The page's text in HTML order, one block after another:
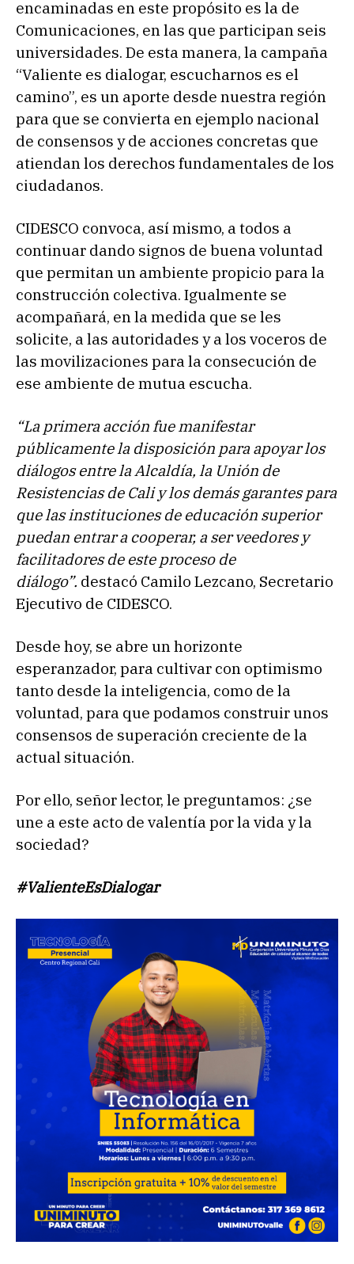
encaminadas en este propósito es la de
Comunicaciones, en las que participan seis
universidades. De esta manera, la campaña
“Valiente es dialogar, escucharnos es el
camino”, es un aporte desde nuestra región
para que se convierta en ejemplo nacional
de consensos y de acciones concretas que
atiendan los derechos fundamentales de los
ciudadanos.
CIDESCO convoca, así mismo, a todos a
continuar dando signos de buena voluntad
que permitan un ambiente propicio para la
construcción colectiva. Igualmente se
acompañará, en la medida que se les
solicite, a las autoridades y a los voceros de
las movilizaciones para la consecución de
ese ambiente de mutua escucha.
“La primera acción fue manifestar
públicamente la disposición para apoyar los
diálogos entre la Alcaldía, la Unión de
Resistencias de Cali y los demás garantes para
que las instituciones de educación superior
puedan entrar a cooperar, a ser veedores y
facilitadores de este proceso de
diálogo”. destacó Camilo Lezcano, Secretario
Ejecutivo de CIDESCO.
Desde hoy, se abre un horizonte
esperanzador, para cultivar con optimismo
tanto desde la inteligencia, como de la
voluntad, para que podamos construir unos
consensos de superación creciente de la
actual situación.
Por ello, señor lector, le preguntamos: ¿se
une a este acto de valentía por la vida y la
sociedad?
#ValienteEsDialogar